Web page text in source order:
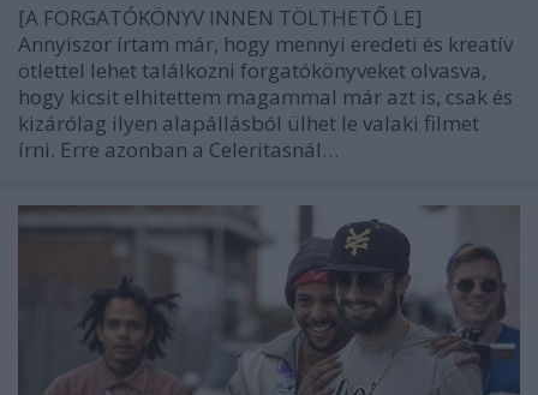
[A FORGATÓKÖNYV INNEN TÖLTHETŐ LE]
Annyiszor írtam már, hogy mennyi eredeti és kreatív
ötlettel lehet találkozni forgatókönyveket olvasva,
hogy kicsit elhitettem magammal már azt is, csak és
kizárólag ilyen alapállásból ülhet le valaki filmet
írni. Erre azonban a Celeritasnál…